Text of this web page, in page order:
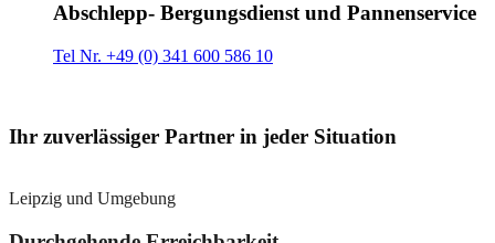
Abschlepp- Bergungsdienst und Pannenservice
Tel Nr. +49 (0) 341 600 586 10
Ihr zuverlässiger Partner in jeder Situation
Leipzig und Umgebung